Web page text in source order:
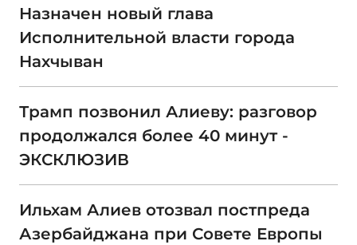
Назначен новый глава
Исполнительной власти города
Нахчыван
Трамп позвонил Алиеву: разговор
продолжался более 40 минут -
ЭКСКЛЮЗИВ
Ильхам Алиев отозвал постпреда
Азербайджана при Совете Европы